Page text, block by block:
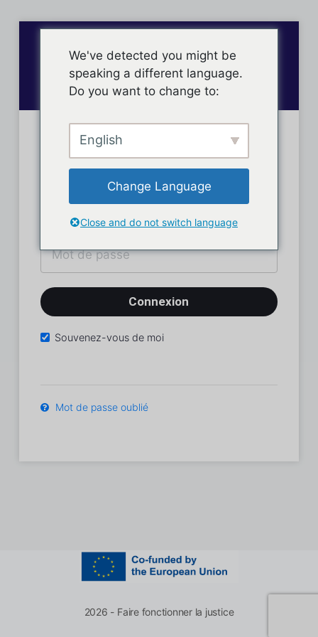
Connexion des membres
Souvenez-vous de moi
Mot de passe oublié
2026 - Faire fonctionner la justice
We've detected you might be
speaking a different language.
Do you want to change to:
English
Change Language
Close and do not switch language